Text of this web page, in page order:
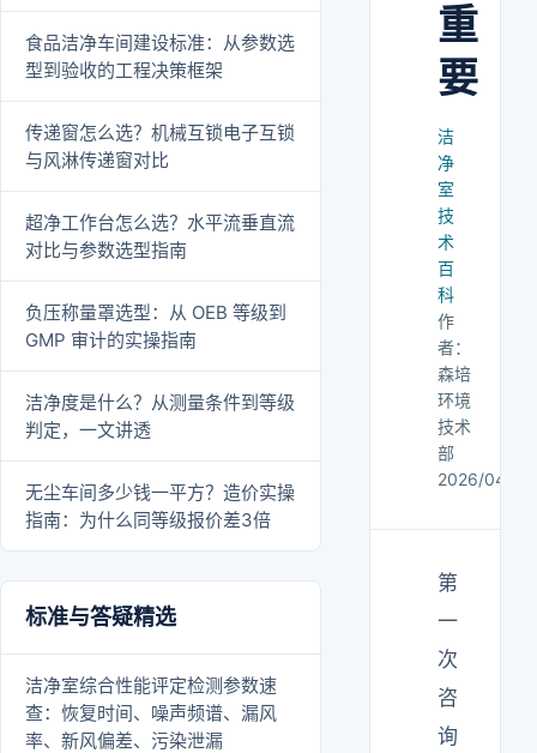
食品洁净车间建设标准：从参数选
型到验收的工程决策框架
传递窗怎么选？机械互锁电子互锁
与风淋传递窗对比
超净工作台怎么选？水平流垂直流
对比与参数选型指南
负压称量罩选型：从 OEB 等级到
GMP 审计的实操指南
洁净度是什么？从测量条件到等级
判定，一文讲透
无尘车间多少钱一平方？造价实操
指南：为什么同等级报价差3倍
标准与答疑精选
洁净室综合性能评定检测参数速
查：恢复时间、噪声频谱、漏风
率、新风偏差、污染泄漏
重
要
洁
净
室
技
术
百
科
作
者：
森培
环境
技术
部
2026/04/30
第
一
次
咨
询